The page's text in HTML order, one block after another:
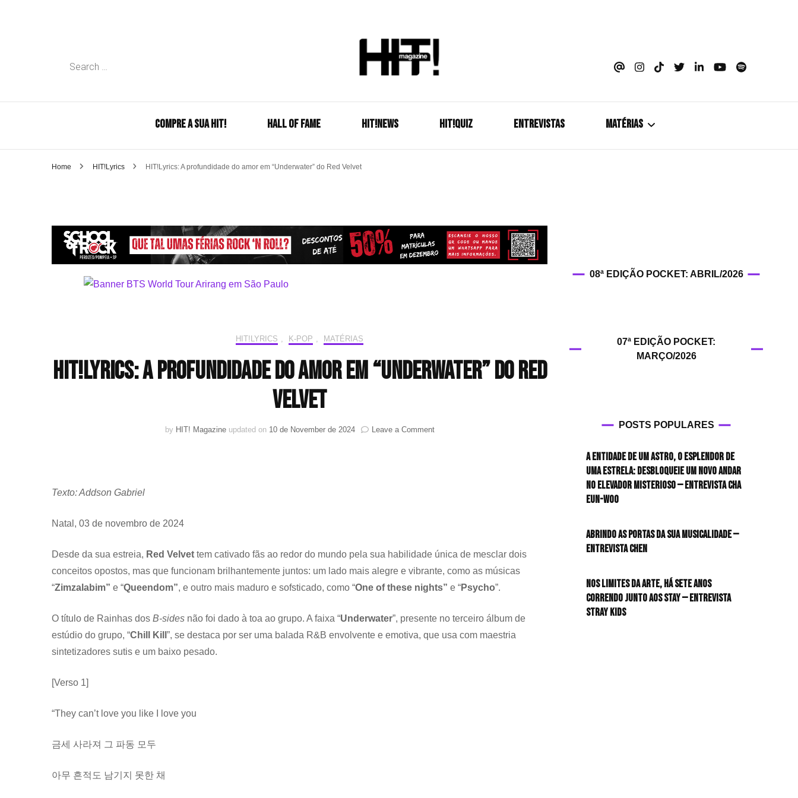
Search
HIT!Magazine
COMPRE A SUA HIT! HALL OF FAME HIT!NEWS HIT!Quiz ENTREVISTAS MATÉRIAS
HIT!Games
HIT!Diary
HIT!Lyrics
HIT!Queer
HIT!Radar
HIT!Review
Home HIT!Lyrics HIT!Lyrics: A profundidade do amor em “Underwater” do Red Velvet
HIT!LYRICS K-POP MATÉRIAS
HIT!Lyrics: A profundidade do amor em “Underwater” do Red
Velvet
by HIT! Magazine updated on 10 de November de 2024 Leave a Commenton
Texto: Addson Gabriel
Natal, 03 de novembro de 2024
Desde da sua estreia, Red Velvet tem cativado fãs ao redor do mundo pela sua habilidade única de mesclar dois
conceitos opostos, mas que funcionam brilhantemente juntos: um lado mais alegre e vibrante, como as músicas
“Zimzalabim” e “Queendom”, e outro mais maduro e sofsticado, como “One of these nights” e “Psycho”.
O título de Rainhas dos B-sides não foi dado à toa ao grupo. A faixa “Underwater”, presente no terceiro álbum de
estúdio do grupo, “Chill Kill ”, se destaca por ser uma balada R&B envolvente e emotiva, que usa com maestria
sintetizadores sutis e um baixo pesado.
[Verso 1]
“They can’t love you like I love you
금세 사라져 그 파동 모두
아무 흔적도 남기지 못한 채
08ª EDIÇÃO POCKET: ABRIL/2026
07ª EDIÇÃO POCKET:
MARÇO/2026
POSTS POPULARES
A entidade de um astro, o esplendor de
uma estrela: desbloqueie um novo andar
no elevador misterioso — Entrevista CHA
EUN-WOO
Abrindo as portas da sua musicalidade —
Entrevista CHEN
Nos limites da arte, há sete anos
correndo junto aos STAY — Entrevista
Stray Kids